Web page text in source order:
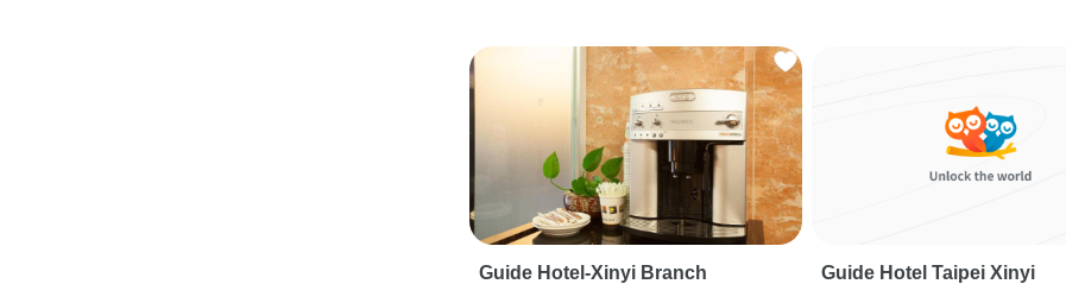
Guide Hotel-Xinyi Branch Guide Hotel Taipei Xinyi